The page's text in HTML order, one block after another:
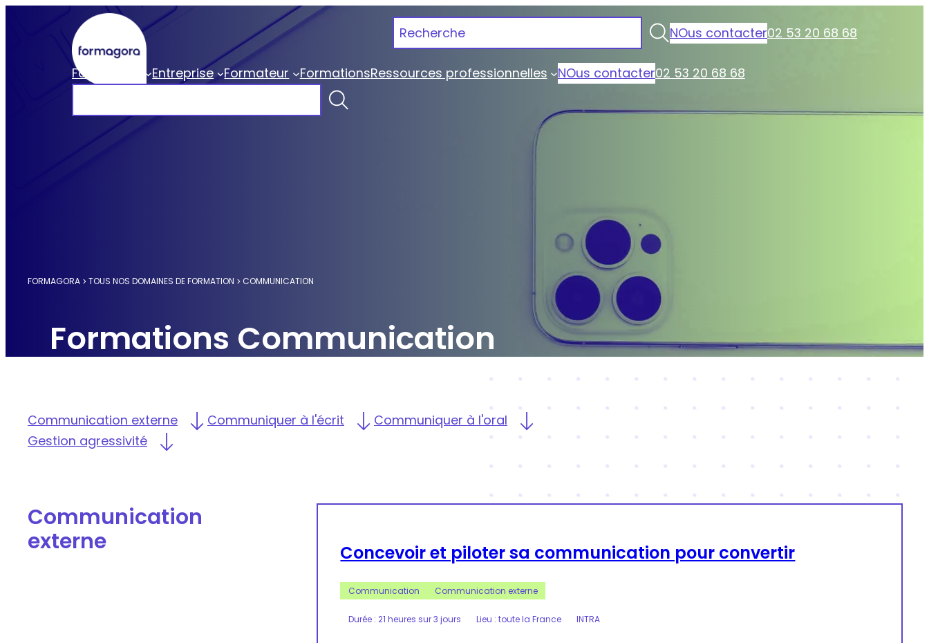
Recherche NOus contacter02 53 20 68 68
Formagora
Formagora Entreprise Formateur FormationsRessources professionnelles NOus contacter02 53 20 68 68
FORMAGORA > TOUS NOS DOMAINES DE FORMATION > COMMUNICATION
Formations Communication
Communication externe Communiquer à l'écrit
Communiquer à l'oral
Gestion agressivité
Communication
externe
Concevoir et piloter sa communication pour convertir
Communication Communication externe
Durée : 21 heures sur 3 jours Lieu : toute la France INTRA